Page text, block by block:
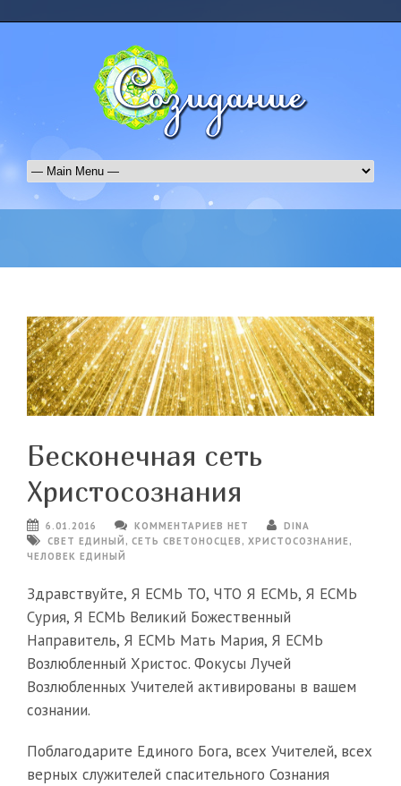
Бесконечная сеть
Христосознания
6.01.2016 КОММЕНТАРИЕВ НЕТ
DINA
СВЕТ ЕДИНЫЙ , СЕТЬ СВЕТОНОСЦЕВ , ХРИСТОСОЗНАНИЕ,
ЧЕЛОВЕК ЕДИНЫЙ
Здравствуйте, Я ЕСМЬ ТО, ЧТО Я ЕСМЬ, Я ЕСМЬ
Сурия, Я ЕСМЬ Великий Божественный
Направитель, Я ЕСМЬ Мать Мария, Я ЕСМЬ
Возлюбленный Христос. Фокусы Лучей
Возлюбленных Учителей активированы в вашем
сознании.
Поблагодарите Единого Бога, всех Учителей, всех
верных служителей спасительного Сознания